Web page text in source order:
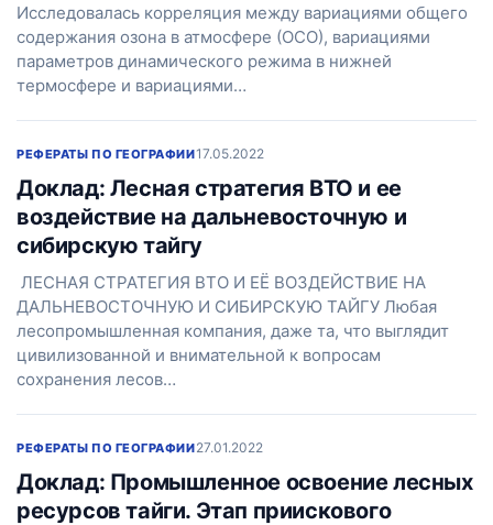
Исследовалась корреляция между вариациями общего
содержания озона в атмосфере (ОСО), вариациями
параметров динамического режима в нижней
термосфере и вариациями…
РЕФЕРАТЫ ПО ГЕОГРАФИИ17.05.2022
Доклад: Лесная стратегия ВТО и ее
воздействие на дальневосточную и
сибирскую тайгу
ЛЕСНАЯ СТРАТЕГИЯ ВТО И ЕЁ ВОЗДЕЙСТВИЕ НА
ДАЛЬНЕВОСТОЧНУЮ И СИБИРСКУЮ ТАЙГУ Любая
лесопромышленная компания, даже та, что выглядит
цивилизованной и внимательной к вопросам
сохранения лесов…
РЕФЕРАТЫ ПО ГЕОГРАФИИ27.01.2022
Доклад: Промышленное освоение лесных
ресурсов тайги. Этап приискового